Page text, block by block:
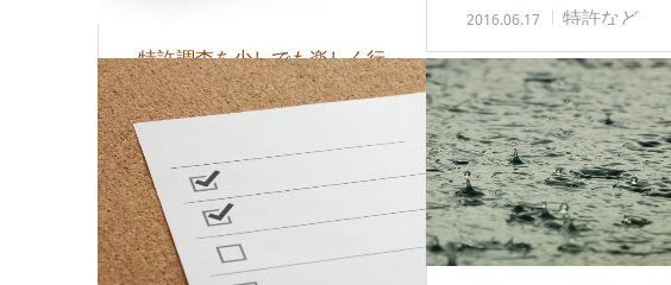
特許調査を少しでも楽しく行
う方法
2016.06.21
（九州・沖縄限定）…
2016.06.17 特許など